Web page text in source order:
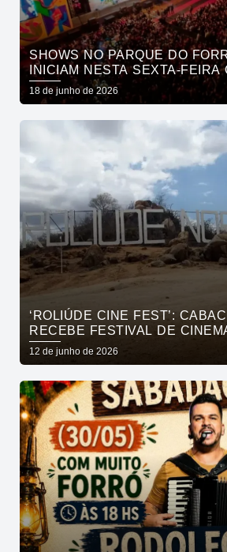
SHOWS NO PARQUE DO
INICIAM NESTA SEXTA-FEIRA
ALCYMAR MONTEIRO,
DO VALE
18 de junho de 2026
‘ROLIÚDE CINE FEST’:
RECEBE FESTIVAL DE
INTERNACIONAL EM JULHO
12 de junho de 2026